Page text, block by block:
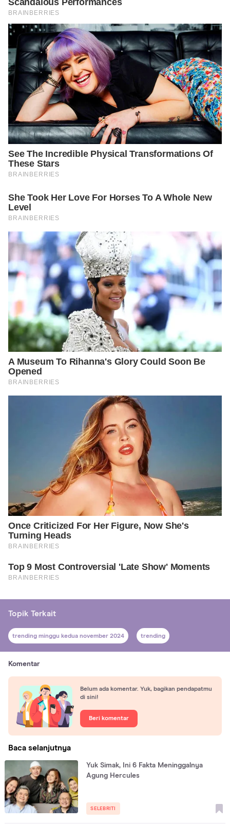
Topik Terkait
trending minggu kedua november 2024 trending
Komentar
Belum ada komentar. Yuk, bagikan pendapatmu
di sini!
Beri komentar
Baca selanjutnya
Yuk Simak, Ini 6 Fakta Meninggalnya
Agung Hercules
SELEBRITI